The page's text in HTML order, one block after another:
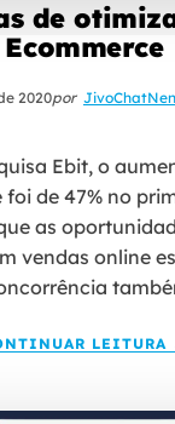
de
Ecommerce
2020por JivoChat
Ebit, o
de 47% no
as
vendas online
LEITURA